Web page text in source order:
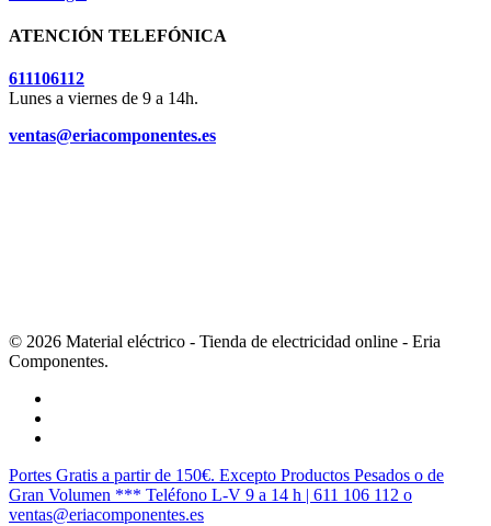
ATENCIÓN TELEFÓNICA
611106112
Lunes a viernes de 9 a 14h.
ventas@eriacomponentes.es
© 2026 Material eléctrico - Tienda de electricidad online - Eria
Componentes.
Cerrar
Menú
Portes Gratis a partir de 150€. Excepto Productos Pesados o de
Gran Volumen *** Teléfono L-V 9 a 14 h | 611 106 112 o
ventas@eriacomponentes.es